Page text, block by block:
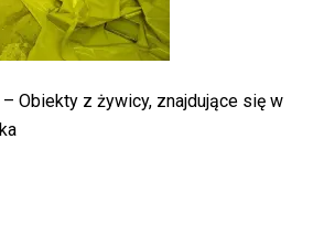
– Obiekty z żywicy, znajdujące się w